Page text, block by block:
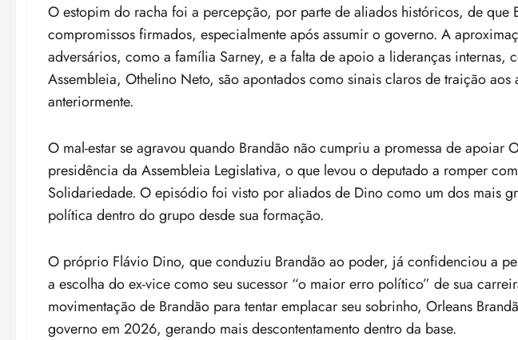
O estopim do racha foi a percepção, por parte de aliados históricos, de que
compromissos firmados, especialmente após assumir o governo. A
adversários, como a família Sarney, e a falta de apoio a lideranças internas,
Assembleia, Othelino Neto, são apontados como sinais claros de traição
anteriormente.
O mal-estar se agravou quando Brandão não cumpriu a promessa de apoiar
presidência da Assembleia Legislativa, o que levou o deputado a romper
Solidariedade. O episódio foi visto por aliados de Dino como um dos mais
política dentro do grupo desde sua formação.
O próprio Flávio Dino, que conduziu Brandão ao poder, já confidenciou a
a escolha do ex-vice como seu sucessor “o maior erro político” de sua
movimentação de Brandão para tentar emplacar seu sobrinho, Orleans
governo em 2026, gerando mais descontentamento dentro da base.